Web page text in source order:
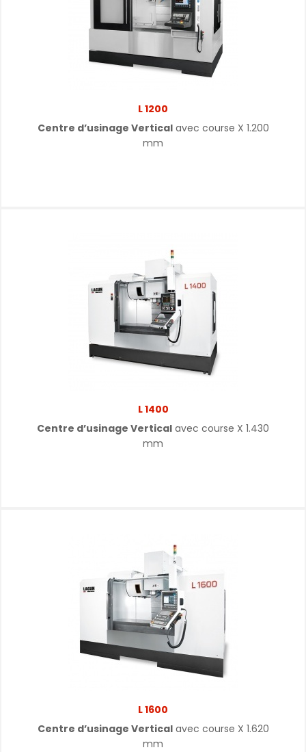
L 1200
Centre d’usinage Verticalavec course X 1.200
mm
L 1400
Centre d’usinage Vertical avec course X 1.430
mm
L 1600
Centre d’usinage Verticalavec course X 1.620
mm